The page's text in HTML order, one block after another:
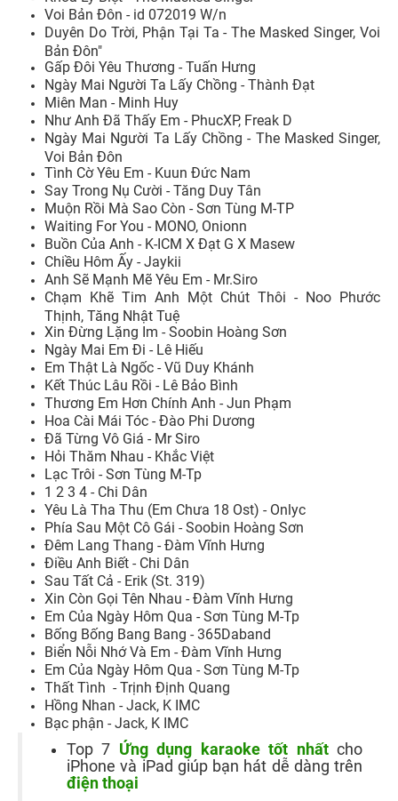
Voi Bản Đôn - id 072019 W/n
Duyên Do Trời, Phận Tại Ta - The Masked Singer, Voi
Bản Đôn"
Gấp Đôi Yêu Thương - Tuấn Hưng
Ngày Mai Người Ta Lấy Chồng - Thành Đạt
Miên Man - Minh Huy
Như Anh Đã Thấy Em - PhucXP, Freak D
Ngày Mai Người Ta Lấy Chồng - The Masked Singer,
Voi Bản Đôn
Tình Cờ Yêu Em - Kuun Đức Nam
Say Trong Nụ Cười - Tăng Duy Tân
Muộn Rồi Mà Sao Còn - Sơn Tùng M-TP
Waiting For You - MONO, Onionn
Buồn Của Anh - K-ICM X Đạt G X Masew
Chiều Hôm Ấy - Jaykii
Anh Sẽ Mạnh Mẽ Yêu Em - Mr.Siro
Chạm Khẽ Tim Anh Một Chút Thôi - Noo Phước
Thịnh, Tăng Nhật Tuệ
Xin Đừng Lặng Im - Soobin Hoàng Sơn
Ngày Mai Em Đi - Lê Hiếu
Em Thật Là Ngốc - Vũ Duy Khánh
Kết Thúc Lâu Rồi - Lê Bảo Bình
Thương Em Hơn Chính Anh - Jun Phạm
Hoa Cài Mái Tóc - Đào Phi Dương
Đã Từng Vô Giá - Mr Siro
Hỏi Thăm Nhau - Khắc Việt
Lạc Trôi - Sơn Tùng M-Tp
1 2 3 4 - Chi Dân
Yêu Là Tha Thu (Em Chưa 18 Ost) - Onlyc
Phía Sau Một Cô Gái - Soobin Hoàng Sơn
Đêm Lang Thang - Đàm Vĩnh Hưng
Điều Anh Biết - Chi Dân
Sau Tất Cả - Erik (St. 319)
Xin Còn Gọi Tên Nhau - Đàm Vĩnh Hưng
Em Của Ngày Hôm Qua - Sơn Tùng M-Tp
Bống Bống Bang Bang - 365Daband
Biển Nỗi Nhớ Và Em - Đàm Vĩnh Hưng
Em Của Ngày Hôm Qua - Sơn Tùng M-Tp
Thất Tình - Trịnh Định Quang
Hồng Nhan - Jack, K IMC
Bạc phận - Jack, K IMC
Top 7 Ứng dụng karaoke tốt nhấtcho
iPhone và iPad giúp bạn hát dễ dàng trên
điện thoại